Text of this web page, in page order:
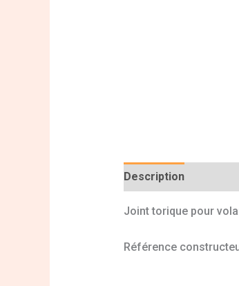
Description
Joint torique pour
Référence